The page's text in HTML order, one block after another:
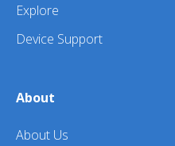
Explore
Device Support
About
About Us